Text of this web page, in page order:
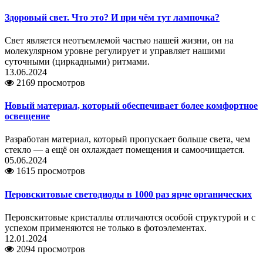
Здоровый свет. Что это? И при чём тут лампочка?
Свет является неотъемлемой частью нашей жизни, он на
молекулярном уровне регулирует и управляет нашими
суточными (циркадными) ритмами.
13.06.2024
2169 просмотров
Новый материал, который обеспечивает более комфортное
освещение
Разработан материал, который пропускает больше света, чем
стекло — а ещё он охлаждает помещения и самоочищается.
05.06.2024
1615 просмотров
Перовскитовые светодиоды в 1000 раз ярче органических
Перовскитовые кристаллы отличаются особой структурой и с
успехом применяются не только в фотоэлементах.
12.01.2024
2094 просмотров